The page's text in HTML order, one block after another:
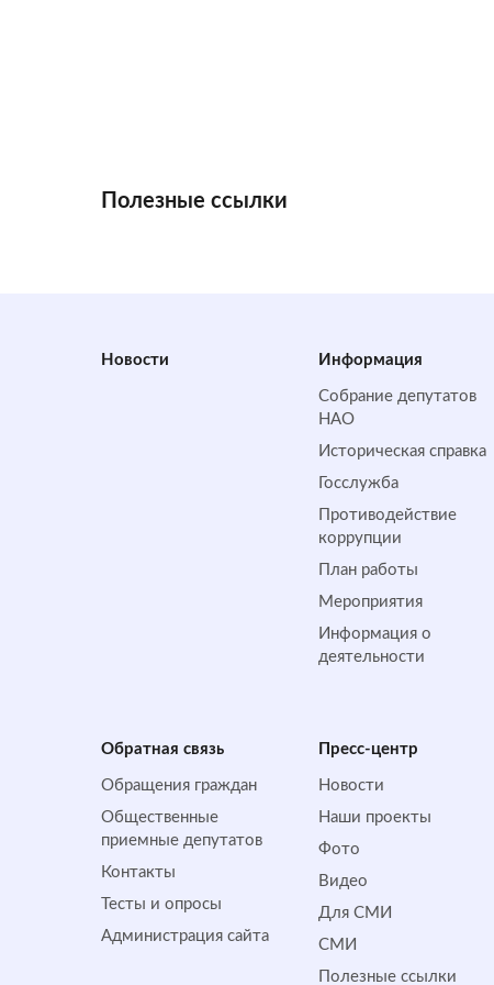
Полезные ссылки
Новости Информация
Собрание депутатов
НАО
Историческая справка
Госслужба
Противодействие
коррупции
План работы
Мероприятия
Информация о
деятельности
Обратная cвязь
Обращения граждан
Общественные
приемные депутатов
Контакты
Тесты и опросы
Администрация сайта
Пресс-центр
Новости
Наши проекты
Фото
Видео
Для СМИ
СМИ
Полезные ссылки